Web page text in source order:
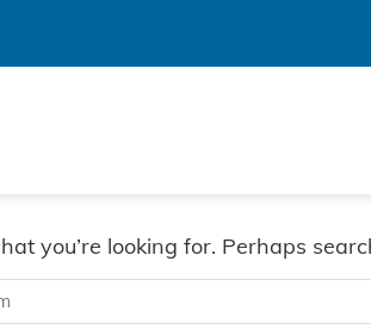
you’re looking for. Perhaps